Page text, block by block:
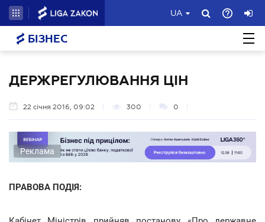
UA
БІЗНЕС
ДЕРЖРЕГУЛЮВАННЯ ЦІН
22 січня 2016, 09:02 300 0
Реклама
ПРАВОВА ПОДІЯ: